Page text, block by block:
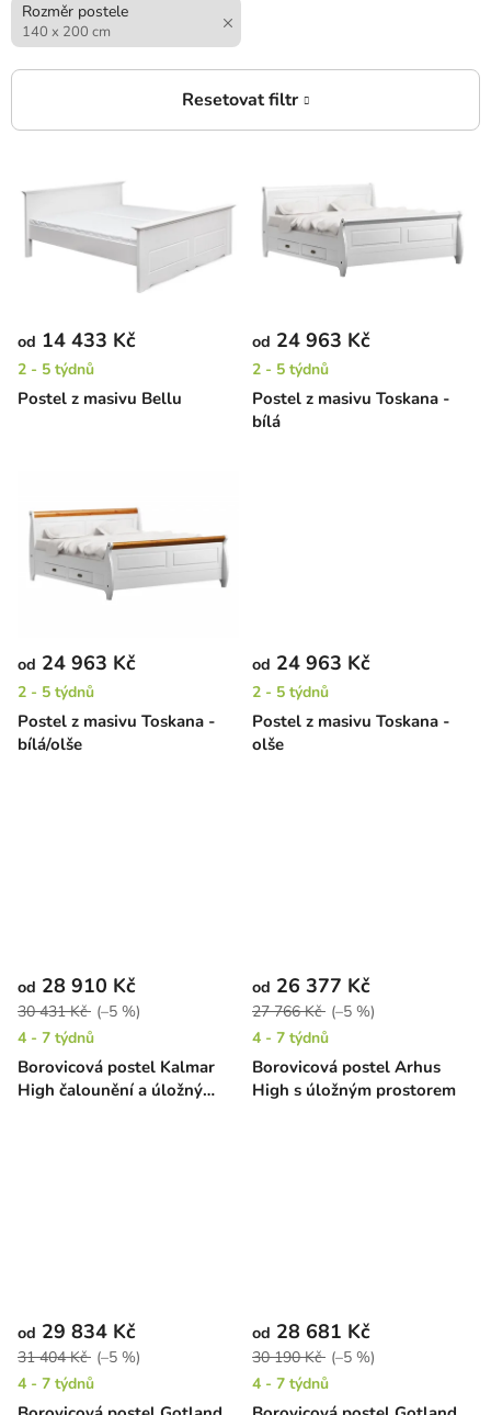
Rozměr postele
140 x 200 cm
ý
o
d
u
Postel z masivu Bellu
od 14 433 Kč
2 - 5 týdnů
Postel z masivu Toskana -
bílá
od 24 963 Kč
2 - 5 týdnů
Postel z masivu Toskana -
bílá/olše
od 24 963 Kč
2 - 5 týdnů
Postel z masivu Toskana -
olše
od 24 963 Kč
2 - 5 týdnů
Borovicová postel Kalmar
High čalounění a úložný
od 28 910 Kč
30 431 Kč (–5 %)
4 - 7 týdnů
Borovicová postel Arhus
High s úložným prostorem
od 26 377 Kč
27 766 Kč (–5 %)
4 - 7 týdnů
od 29 834 Kč
31 404 Kč (–5 %)
4 - 7 týdnů
od 28 681 Kč
30 190 Kč (–5 %)
4 - 7 týdnů